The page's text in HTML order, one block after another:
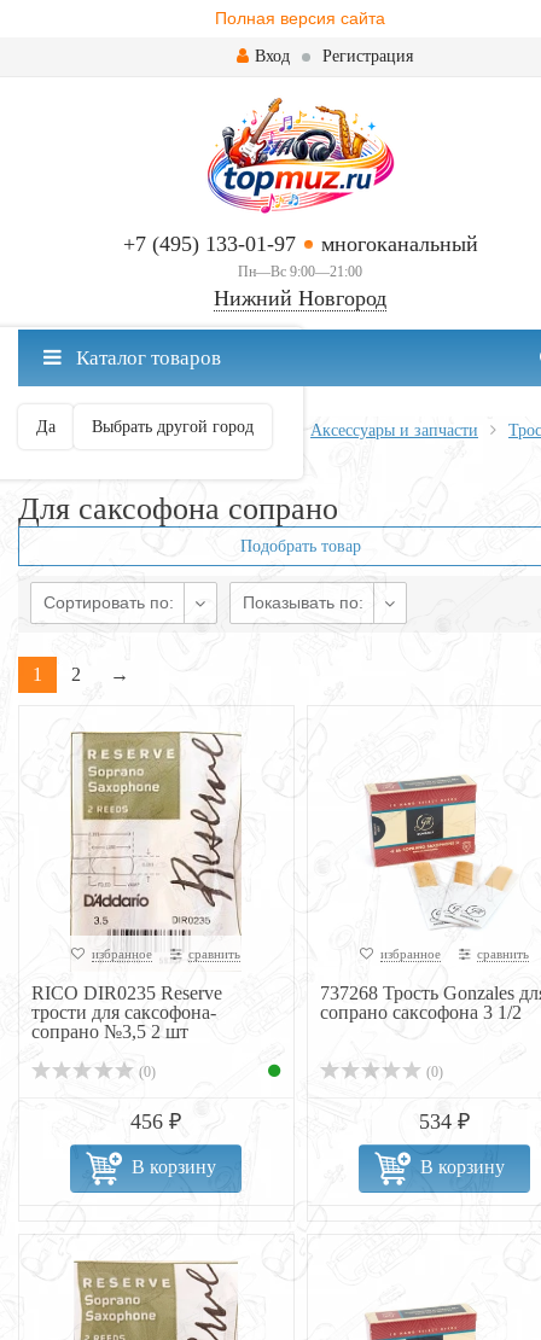
Полная версия сайта
Вход Регистрация
+7 (495) 133-01-97 многоканальный
Пн—Вс 9:00—21:00
Нижний Новгород
Нижний Новгород ваш город?
Да Выбрать другой город
Каталог товаров
Главная Духовые Саксофоны Аксессуары и запчасти
Для саксофона сопрано
Подобрать товар
Сортировать по: Показывать по:
1 2 →
избранное сравнить
RICO DIR0235 Reserve
трости для саксофона-
сопрано №3,5 2 шт
(0)
456 ₽
В корзину
избранное сравнить
737268 Трость Gonzales
сопрано саксофона 3 1/2
(0)
534 ₽
В корзину